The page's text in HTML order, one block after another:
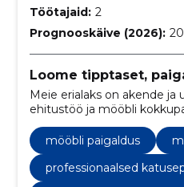
Töötajaid: 2
Prognooskäive (2026):
Loome tipptaset,
Meie erialaks on akende ja
ehitustöö ja mööbli
projekt vastab meie
mööbli paigaldus
professionaalsed